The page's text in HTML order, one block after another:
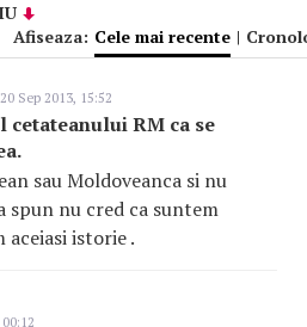
Afiseaza: Cele mai recente |
Sep 2013, 15:52
RM ca se
sau Moldoveanca si nu
spun nu cred ca suntem
aceiasi istorie .